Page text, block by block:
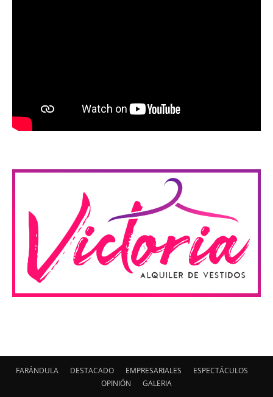
FARÁNDULA DESTACADO EMPRESARIALES
ESPECTÁCULOS
OPINIÓN
GALERIA